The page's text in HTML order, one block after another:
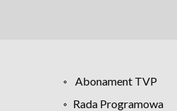
Abonament TVP
Rada Programowa